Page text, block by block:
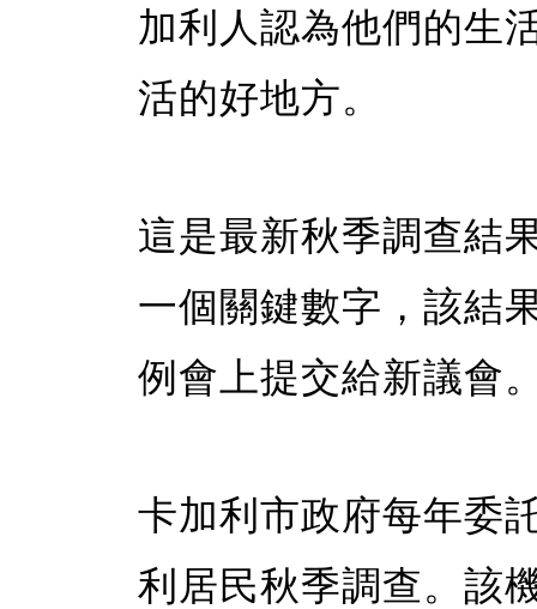
加利人認為他們的生
活的好地方。
這是最新秋季調查結
一個關鍵數字，該結
例會上提交給新議會
卡加利市政府每年委
利居民秋季調查。該